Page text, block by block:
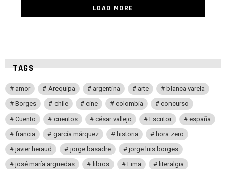
LOAD MORE
TAGS
amor Arequipa argentina arte
blanca varela
Borges
chile cine colombia
concurso
Cuento
cuentos césar vallejo Escritor
españa
francia
garcía márquez historia
hora zero
javier heraud
jorge basadre
jorge luis borges
josé maría arguedas
libros Lima
literalgia